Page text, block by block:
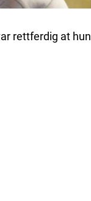
rettferdig at hun